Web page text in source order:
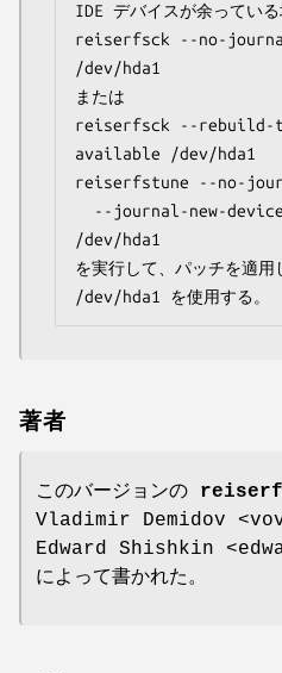
IDE デバイスが余っている
reiserfsck --no-
/dev/hda1
または
reiserfsck --rebuild-
available /dev/hda1
reiserfstune --no-
/dev/hda1
を実行して、パッチを適用
/dev/hda1 を使用する。
著者
このバージョンの
Vladimir Demidov
Edward Shishkin
によって書かれた。